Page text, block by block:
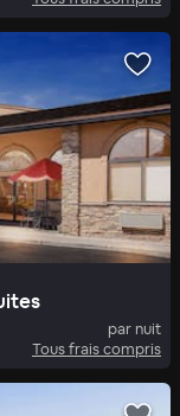
par nuit
Tous frais compris